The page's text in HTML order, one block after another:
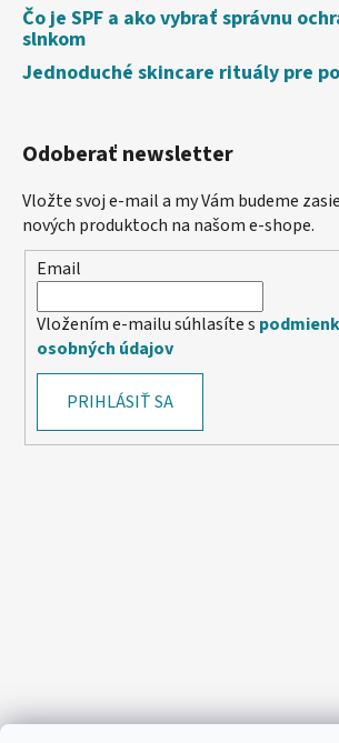
Čo je SPF a ako vybrať správnu
slnkom
Jednoduché skincare rituály pre
Odoberať newsletter
Vložte svoj e-mail a my Vám budeme
nových produktoch na našom e-shope.
Email
Vložením e-mailu súhlasíte s
osobných údajov
PRIHLÁSIŤ SA